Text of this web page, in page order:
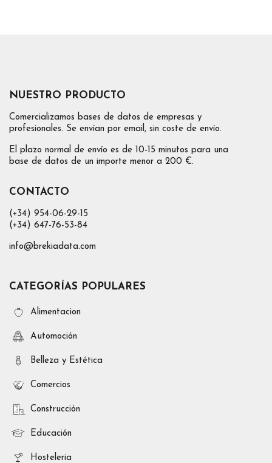
NUESTRO PRODUCTO
Comercializamos bases de datos de empresas y
profesionales. Se envían por email, sin coste de envío.
El plazo normal de envío es de 10-15 minutos para una
base de datos de un importe menor a 200 €.
CONTACTO
(+34) 954-06-29-15
(+34) 647-76-53-84
info@brekiadata.com
CATEGORÍAS POPULARES
Alimentacion
Automoción
Belleza y Estética
Comercios
Construcción
Educación
Hosteleria